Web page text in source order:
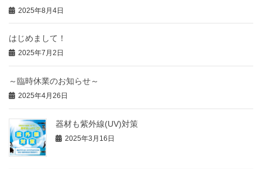
2025年8月4日
はじめまして！
2025年7月2日
～臨時休業のお知らせ～
2025年4月26日
器材も紫外線(UV)対策
2025年3月16日